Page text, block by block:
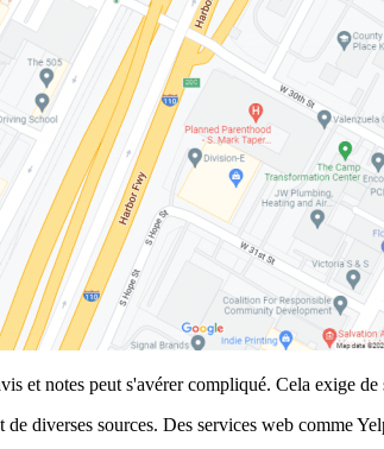
et notes peut s'avérer compliqué. Cela exige
diverses sources. Des services web comme